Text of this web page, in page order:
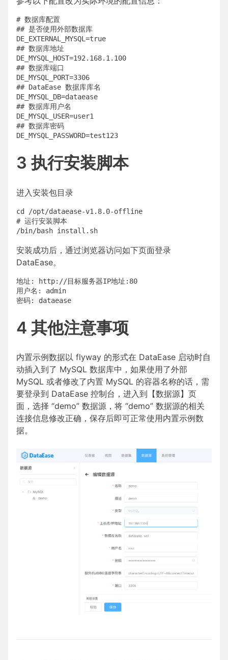
# 数据库配置
## 是否使用外部数据库
DE_EXTERNAL_MYSQL=true
## 数据库地址
DE_MYSQL_HOST=192.168.1.100
## 数据库端口
DE_MYSQL_PORT=3306
## DataEase 数据库库名
DE_MYSQL_DB=dataease
## 数据库用户名
DE_MYSQL_USER=user1
## 数据库密码
3 执行安装脚本
进入安装包目录
cd /opt/dataease-v1.8.0-offline
# 运行安装脚本
安装成功后，通过浏览器访问如下页面登录
DataEase。
地址: http://目标服务器IP地址:80
用户名: admin
4 其他注意事项
内置示例数据以 flyway 的形式在 DataEase 启动时自
动插入到了 MySQL 数据库中，如果使用了外部
MySQL 或者修改了内置 MySQL 的容器名称的话，需
要登录到 DataEase 控制台，进入到【数据源】页
面，选择 “demo” 数据源，将 “demo” 数据源的相关
连接信息修改正确，保存后即可正常使用内置示例数
据。